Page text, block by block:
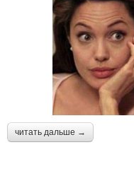
читать дальше →